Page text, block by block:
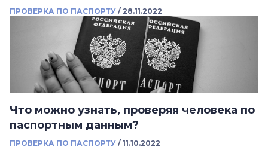
ПРОВЕРКА ПО ПАСПОРТУ / 28.11.2022
Что можно узнать, проверяя человека по
паспортным данным?
ПРОВЕРКА ПО ПАСПОРТУ / 11.10.2022